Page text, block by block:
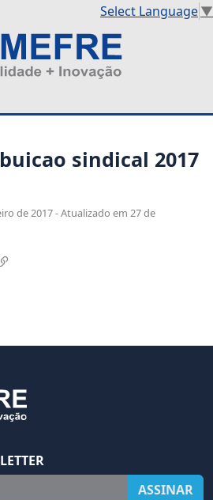
Select Language▼
sindical 2017
de 2017 - Atualizado em 27 de
ASSINAR